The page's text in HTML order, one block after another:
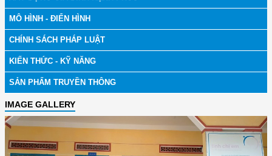
MÔ HÌNH - ĐIỂN HÌNH
CHÍNH SÁCH PHÁP LUẬT
KIẾN THỨC - KỸ NĂNG
SẢN PHẨM TRUYỀN THÔNG
IMAGE GALLERY